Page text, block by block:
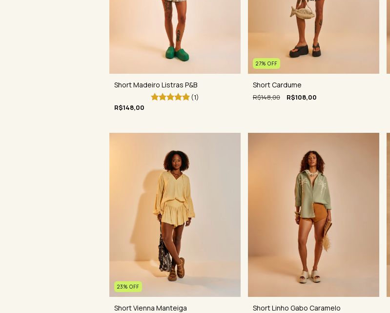
Short Madeiro Listras P&B
(1)
R$148,00
27% OFF
Short Cardume
R$148,00 R$108,00
23% OFF
Short Vienna Manteiga Short Linho Gabo Caramelo